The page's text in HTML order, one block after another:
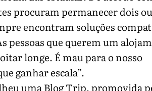
procuram permanecer dois
encontram soluções
pessoas que querem um
longe. É mau para o nosso
ganhar escala”.
uma Blog Trip, promovida